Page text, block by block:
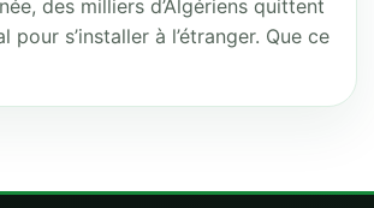
des milliers d’Algériens quittent
pour s’installer à l’étranger. Que ce